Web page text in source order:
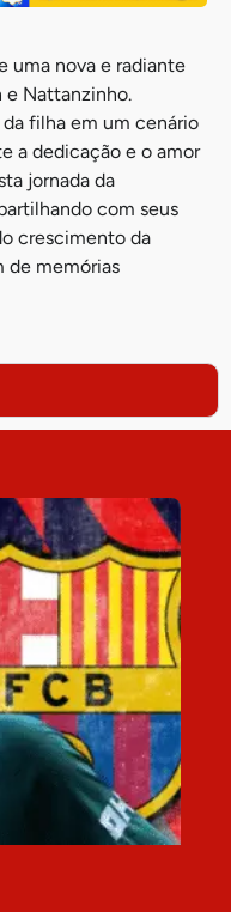
uma nova e radiante
e Nattanzinho.
filha em um cenário
a dedicação e o amor
jornada da
com seus
crescimento da
de memórias